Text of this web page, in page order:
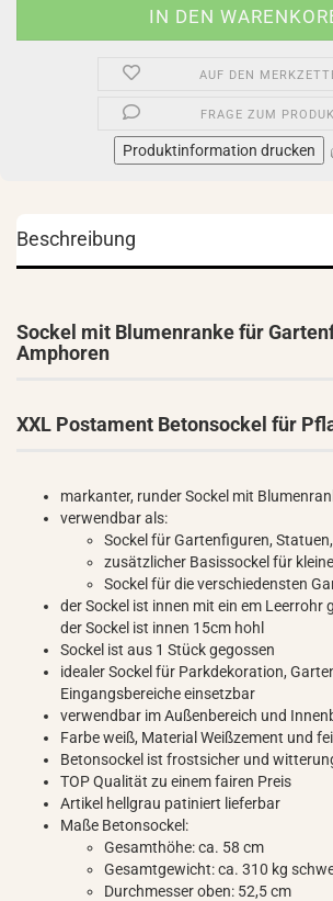
AUF DEN
FRAGE ZUM
Produktinformation drucken
Beschreibung
Sockel mit Blumenranke für
Amphoren
XXL Postament Betonsockel für
markanter, runder Sockel mit
verwendbar als:
Sockel für Gartenfiguren,
zusätzlicher Basissockel für
Sockel für die verschiedensten
der Sockel ist innen mit ein em Leerrohr
der Sockel ist innen 15cm hohl
Sockel ist aus 1 Stück gegossen
idealer Sockel für Parkdekoration,
Eingangsbereiche einsetzbar
verwendbar im Außenbereich und
Farbe weiß, Material Weißzement und
Betonsockel ist frostsicher und
TOP Qualität zu einem fairen Preis
Artikel hellgrau patiniert lieferbar
Maße Betonsockel:
Gesamthöhe: ca. 58 cm
Gesamtgewicht: ca. 310 kg
Durchmesser oben: 52,5 cm